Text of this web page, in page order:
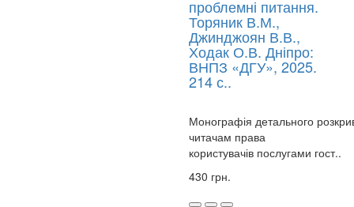
проблемні питання.
Торяник В.М.,
Джинджоян В.В.,
Ходак О.В. Дніпро:
ВНПЗ «ДГУ», 2025.
214 с..
Монографія детального
читачам права
користувачів послугами гост..
430 грн.